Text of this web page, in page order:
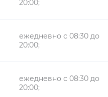
20:00;
ежедневно с 08:30 до
20:00;
ежедневно с 08:30 до
20:00;